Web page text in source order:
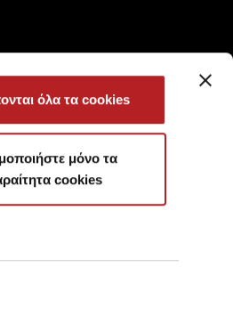
όλα τα cookies
μόνο τα
cookies